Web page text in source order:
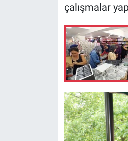
çalışmalar